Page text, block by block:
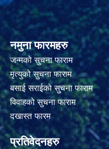
नमुना फारमहरु
जन्मको सुचना फाराम
मृत्युको सुचना फाराम
बसाई सराईको सुचना फाराम
विवाहको सुचना फाराम
दखास्त फारम
प्रतिवेदनहरु